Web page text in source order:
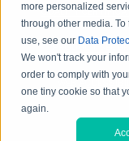
more personalized
through other media.
use, see our Data
We won't track your
order to comply with
one tiny cookie so that
again.
QUALITY
PRODUCT
WEB